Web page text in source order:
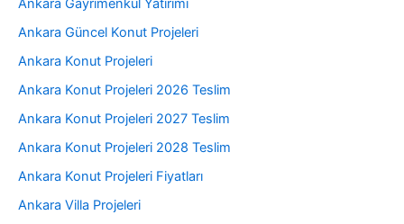
Ankara Gayrimenkul Yatırımı
Ankara Güncel Konut Projeleri
Ankara Konut Projeleri
Ankara Konut Projeleri 2026 Teslim
Ankara Konut Projeleri 2027 Teslim
Ankara Konut Projeleri 2028 Teslim
Ankara Konut Projeleri Fiyatları
Ankara Villa Projeleri